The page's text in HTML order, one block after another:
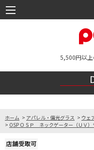
5,500円以
ホーム > アパレル・偏光グラス > ウェ
> OSP ＯＳＰ ネックゲーター（ＵＶ）